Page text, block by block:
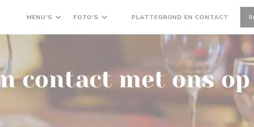
MENU'S FOTO'S PLATTEGROND EN CONTACT
contact met ons op